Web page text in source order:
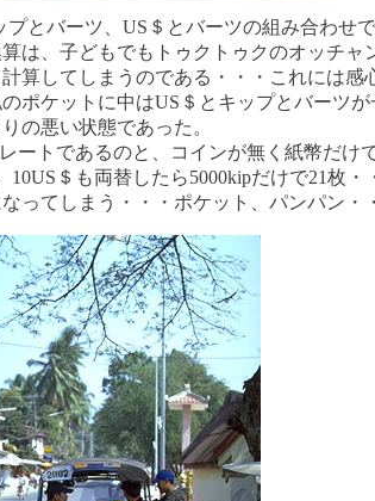
プとバーツ、US＄とバーツの組み合わせ
は、子どもでもトゥクトゥクのオッチャ
算してしまうのである・・・これには感
ポケットに中はUS＄とキップとバーツ
の悪い状態であった。
ートであるのと、コインが無く紙幣だけ
10US＄も両替したら5000kipだけで21枚・
ってしまう・・・ポケット、パンパン・